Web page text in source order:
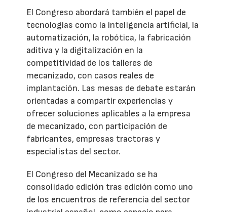
El Congreso abordará también el papel de
tecnologías como la inteligencia artificial, la
automatización, la robótica, la fabricación
aditiva y la digitalización en la
competitividad de los talleres de
mecanizado, con casos reales de
implantación. Las mesas de debate estarán
orientadas a compartir experiencias y
ofrecer soluciones aplicables a la empresa
de mecanizado, con participación de
fabricantes, empresas tractoras y
especialistas del sector.
El Congreso del Mecanizado se ha
consolidado edición tras edición como uno
de los encuentros de referencia del sector